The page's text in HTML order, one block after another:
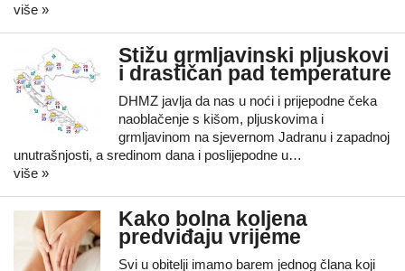
više »
Stižu grmljavinski pljuskovi
i drastičan pad temperature
DHMZ javlja da nas u noći i prijepodne čeka
naoblačenje s kišom, pljuskovima i
grmljavinom na sjevernom Jadranu i zapadnoj
unutrašnjosti, a sredinom dana i poslijepodne u…
više »
Kako bolna koljena
predviđaju vrijeme
Svi u obitelji imamo barem jednog člana koji